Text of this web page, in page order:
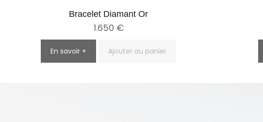
Bracelet Diamant Or
1.650 €
En savoir + Ajouter au panier